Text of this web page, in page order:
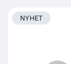
NYHET